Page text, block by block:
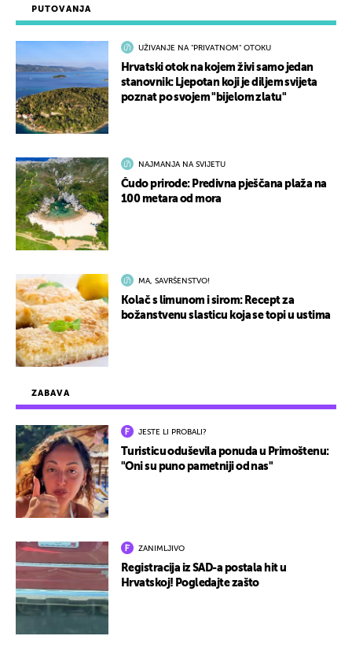
ZABAVA
JESTE LI PROBALI?
Turisticu oduševila ponuda u Primoštenu:
"Oni su puno pametniji od nas"
ZANIMLJIVO
Registracija iz SAD-a postala hit u
Hrvatskoj! Pogledajte zašto
PUTOVANJA
UŽIVANJE NA "PRIVATNOM" OTOKU
Hrvatski otok na kojem živi samo jedan
stanovnik: Ljepotan koji je diljem svijeta
poznat po svojem "bijelom zlatu"
NAJMANJA NA SVIJETU
Čudo prirode: Predivna pješčana plaža na
100 metara od mora
MA, SAVRŠENSTVO!
Kolač s limunom i sirom: Recept za
božanstvenu slasticu koja se topi u ustima